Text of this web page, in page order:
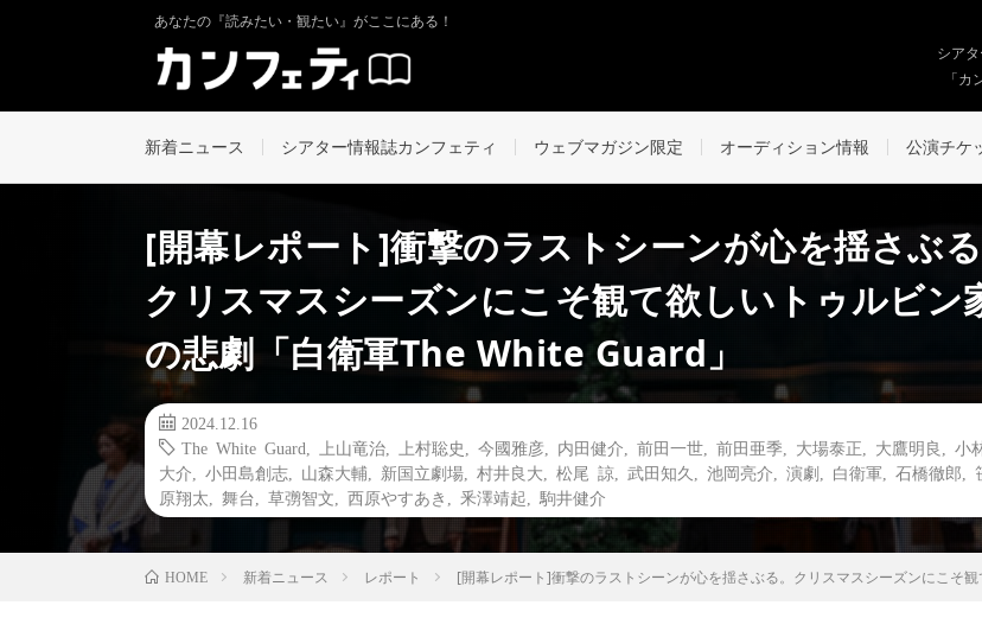
あなたの『読みたい・観たい』がここにある！
シア
「
新着ニュース シアター情報誌カンフェティ ウェブマガジン限定 オーディション情報 公演チケ
[開幕レポート]衝撃のラストシーンが心を揺さぶる
クリスマスシーズンにこそ観て欲しいトゥルビン
の悲劇「白衛軍The White Guard」
2024.12.16
The White Guard
上山竜治 上村聡史 今國雅彦 内田健介 前田一世 前田亜季 大場泰正 大鷹明良
小
大介
小田島創志 山森大輔 新国立劇場 村井良大 松尾 諒 武田知久 池岡亮介 演劇 白衛軍 石橋徹郎
原翔太
舞台 草彅智文 西原やすあき 釆澤靖起 駒井健介
HOME 新着ニュース レポート [開幕レポート]衝撃のラストシーンが心を揺さぶる。クリスマスシーズンにこそ